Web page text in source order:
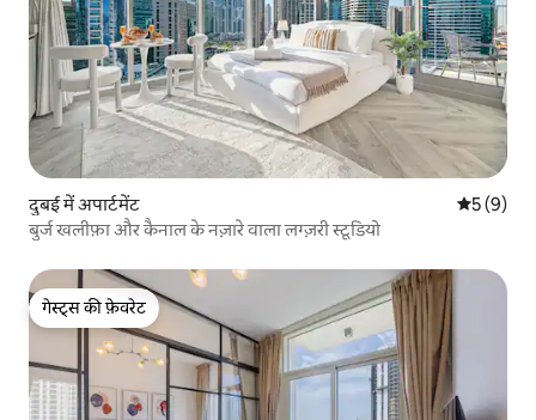
दुबई में अपार्टमेंट औसत रेटिंग
5 (9)
बुर्ज खलीफ़ा और कैनाल के नज़ारे वाला लग्ज़री स्टूडियो
गेस्ट्स की फ़ेवरेट
गेस्ट्स की फ़ेवरेट